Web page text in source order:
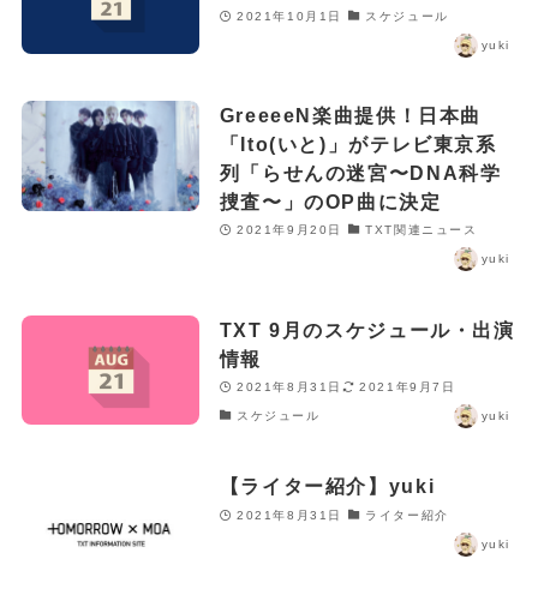
2021年10月1日 スケジュール
yuki
GreeeeN楽曲提供！日本曲
「Ito(いと)」がテレビ東京系
列「らせんの迷宮〜DNA科学
捜査〜」のOP曲に決定
2021年9月20日 TXT関連ニュース
yuki
TXT 9月のスケジュール・出演
情報
2021年8月31日 2021年9月7日
スケジュール yuki
【ライター紹介】yuki
2021年8月31日 ライター紹介
yuki